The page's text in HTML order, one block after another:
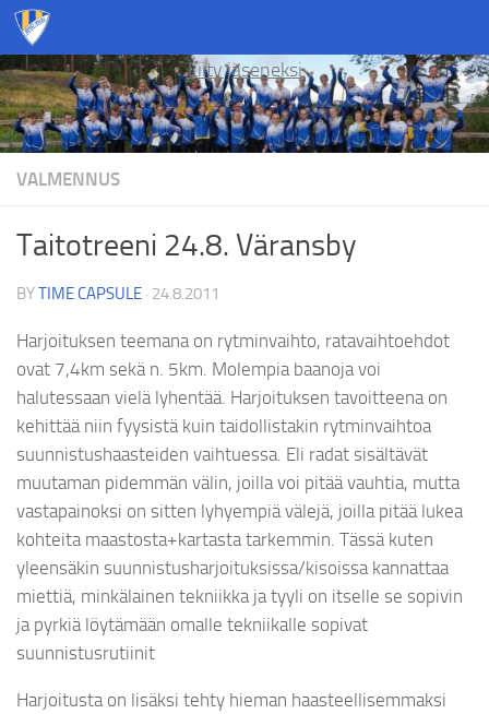
Skip to content
Liity jäseneksi
VALMENNUS
Taitotreeni 24.8. Väransby
BYTIME CAPSULE · 24.8.2011
Harjoituksen teemana on rytminvaihto, ratavaihtoehdot
ovat 7,4km sekä n. 5km. Molempia baanoja voi
halutessaan vielä lyhentää. Harjoituksen tavoitteena on
kehittää niin fyysistä kuin taidollistakin rytminvaihtoa
suunnistushaasteiden vaihtuessa. Eli radat sisältävät
muutaman pidemmän välin, joilla voi pitää vauhtia, mutta
vastapainoksi on sitten lyhyempiä välejä, joilla pitää lukea
kohteita maastosta+kartasta tarkemmin. Tässä kuten
yleensäkin suunnistusharjoituksissa/kisoissa kannattaa
miettiä, minkälainen tekniikka ja tyyli on itselle se sopivin
ja pyrkiä löytämään omalle tekniikalle sopivat
suunnistusrutiinit
Harjoitusta on lisäksi tehty hieman haasteellisemmaksi